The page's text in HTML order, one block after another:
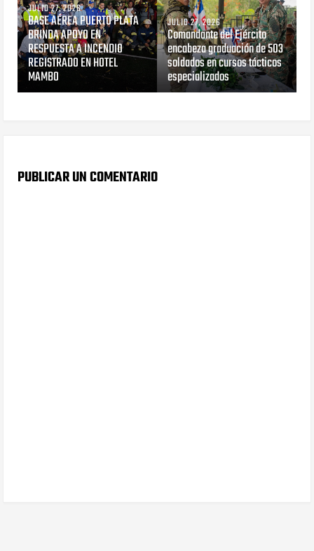
JULIO 27, 2026
BASE AÉREA PUERTO PLATA
BRINDA APOYO EN
RESPUESTA A INCENDIO
REGISTRADO EN HOTEL
MAMBO
JULIO 27, 2026
Comandante del Ejército
encabeza graduación de 503
soldados en cursos tácticos
especializados
PUBLICAR UN COMENTARIO